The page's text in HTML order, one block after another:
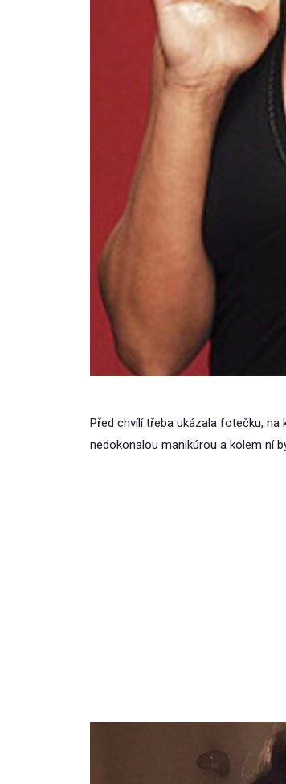
Před chvílí třeba ukázala fotečku,
nedokonalou manikúrou a kolem ní